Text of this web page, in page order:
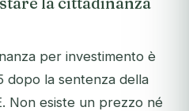
per investimento è
dopo la sentenza della
Non esiste un prezzo né